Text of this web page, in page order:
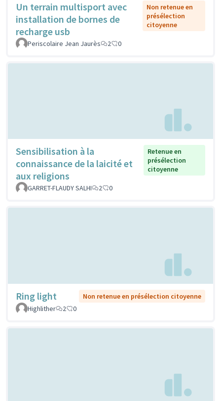
Un terrain multisport avec
installation de bornes de
recharge usb
Non retenue en
présélection
citoyenne
Periscolaire Jean Jaurès 2 0
Sensibilisation à la
connaissance de la laicité et
aux religions
Retenue en
présélection
citoyenne
GARRET-FLAUDY SALHI 2 0
Ring light
Non retenue en présélection citoyenne
Highlither
2 0